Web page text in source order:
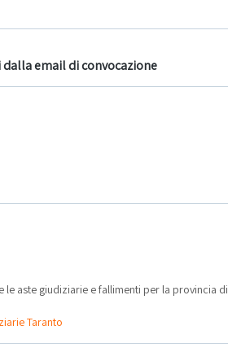
email di convocazione
le aste giudiziarie e fallimenti per la provincia di
Taranto